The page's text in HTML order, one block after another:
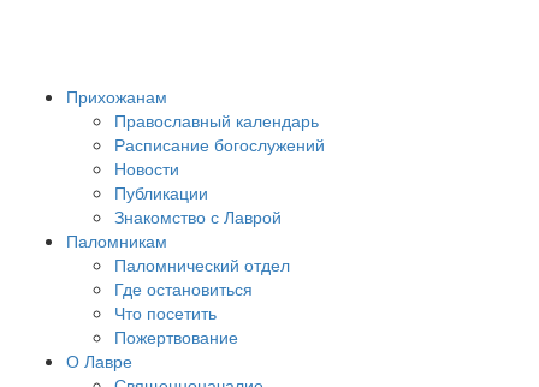
Прихожанам
Православный календарь
Расписание богослужений
Новости
Публикации
Знакомство с Лаврой
Паломникам
Паломнический отдел
Где остановиться
Что посетить
Пожертвование
О Лавре